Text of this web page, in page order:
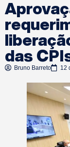
das
Bruno Barreto 12